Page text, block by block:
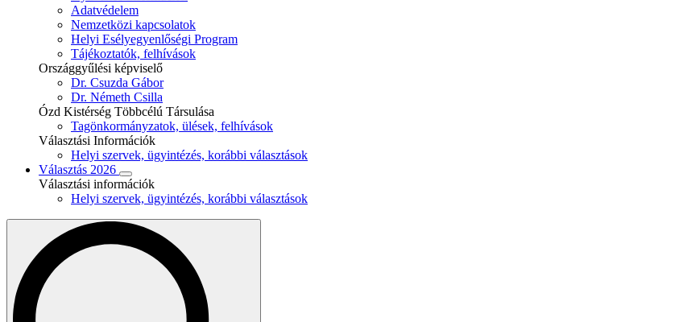
Adatvédelem
Nemzetközi kapcsolatok
Helyi Esélyegyenlőségi Program
Tájékoztatók, felhívások
Országgyűlési képviselő
Dr. Csuzda Gábor
Dr. Németh Csilla
Ózd Kistérség Többcélú Társulása
Tagönkormányzatok, ülések, felhívások
Választási Információk
Helyi szervek, ügyintézés, korábbi választások
Választás 2026
Választási információk
Helyi szervek, ügyintézés, korábbi választások